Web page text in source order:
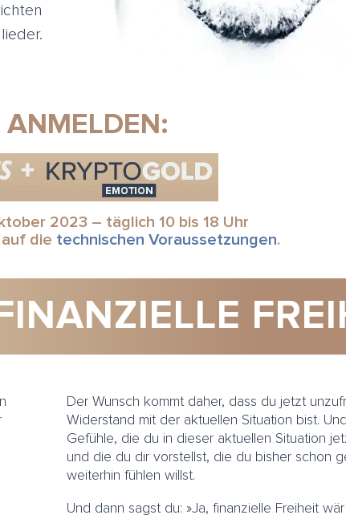
ANMELDEN:
2023 – täglich 10 bis 18 Uhr
die technischen Voraussetzungen.
Der Wunsch kommt daher, dass du jetzt
Widerstand mit der aktuellen Situation bist.
Gefühle, die du in dieser aktuellen Situation
und die du dir vorstellst, die du bisher schon
weiterhin fühlen willst.
Und dann sagst du: »Ja, finanzielle Freiheit